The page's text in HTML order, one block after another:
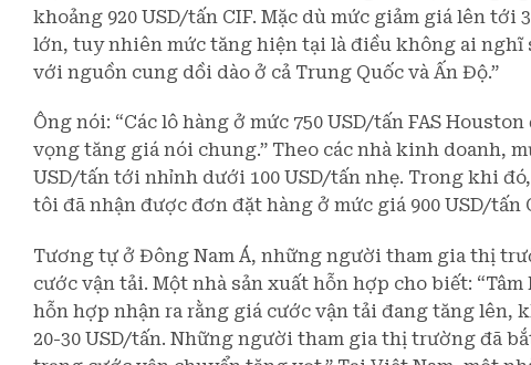
khoảng 920 USD/tấn CIF. Mặc dù mức giảm giá lên
lớn, tuy nhiên mức tăng hiện tại là điều không ai nghĩ
với nguồn cung dồi dào ở cả Trung Quốc và Ấn Độ.”
Ông nói: “Các lô hàng ở mức 750 USD/tấn FAS
vọng tăng giá nói chung.” Theo các nhà kinh doanh,
USD/tấn tới nhỉnh dưới 100 USD/tấn nhẹ. Trong khi
tôi đã nhận được đơn đặt hàng ở mức giá 900 USD/tấn
Tương tự ở Đông Nam Á, những người tham gia thị
cước vận tải. Một nhà sản xuất hỗn hợp cho biết:
hỗn hợp nhận ra rằng giá cước vận tải đang tăng lên,
20-30 USD/tấn. Những người tham gia thị trường đã